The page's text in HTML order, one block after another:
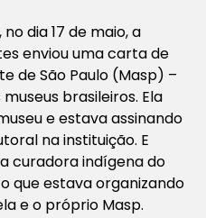
dia 17 de maio, a
enviou uma carta de
de São Paulo (Masp) –
brasileiros. Ela
e estava assinando
na instituição. E
curadora indígena do
que estava organizando
e o próprio Masp.